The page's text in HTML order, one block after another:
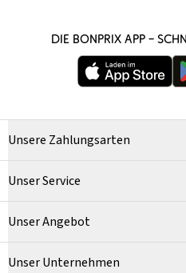
DIE BONPRIX APP –
Unsere Zahlungsarten
Unser Service
Unser Angebot
Unser Unternehmen